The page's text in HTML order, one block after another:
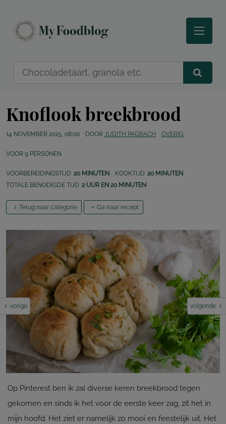
Knoflook breekbrood
14 NOVEMBER 2015, 08:00 DOOR JUDITH PAGRACH OVERIG
VOOR 9 PERSONEN
VOORBEREIDINGSTIJD 20 MINUTEN KOOKTIJD 20 MINUTEN
TOTALE BENODIGDE TIJD 2 UUR EN 20 MINUTEN
Terug naar categorie Ga naar recept
vorige volgende
Op Pinterest ben ik zal diverse keren breekbrood tegen
gekomen en sinds ik het voor de eerste keer zag, zit het in
mijn hoofd. Het ziet er namelijk zo mooi en feestelijk uit. Het